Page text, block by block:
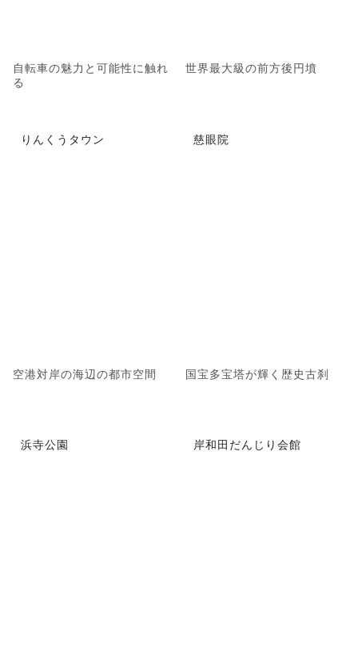
自転車の魅力と可能性に触れ
る
世界最大級の前方後円墳
りんくうタウン
空港対岸の海辺の都市空間
慈眼院
国宝多宝塔が輝く歴史古刹
浜寺公園 岸和田だんじり会館